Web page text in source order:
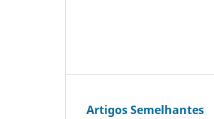
Artigos Semelhantes